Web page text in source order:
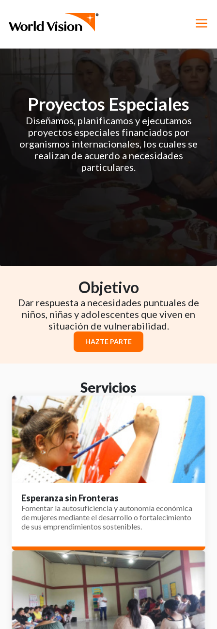
Proyectos Especiales
Diseñamos, planificamos y ejecutamos
proyectos especiales financiados por
organismos internacionales, los cuales se
realizan de acuerdo a necesidades
particulares.
Objetivo
Dar respuesta a necesidades puntuales de
niños, niñas y adolescentes que viven en
situación de vulnerabilidad.
HAZTE PARTE
Servicios
Esperanza sin Fronteras
Fomentar la autosuficiencia y autonomía económica
de mujeres mediante el desarrollo o fortalecimiento
de sus emprendimientos sostenibles.